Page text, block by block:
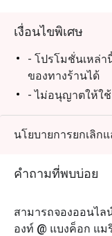
เงื่อนไขพิเศษ
- โปรโมชั่นเหล่
ของทางร้านได้
- ไม่อนุญาตให้ใ
- โปรดมาถึงตรง
คุณจะถือว่าไม่ส
วันจันทร์ – อาทิตย์
17:30 – 21:30
น.)
นโยบายการยกเลิก
คำถามที่พบบ่อย
สามารถจองออนไล
องท์ @ แบงค็อก แ